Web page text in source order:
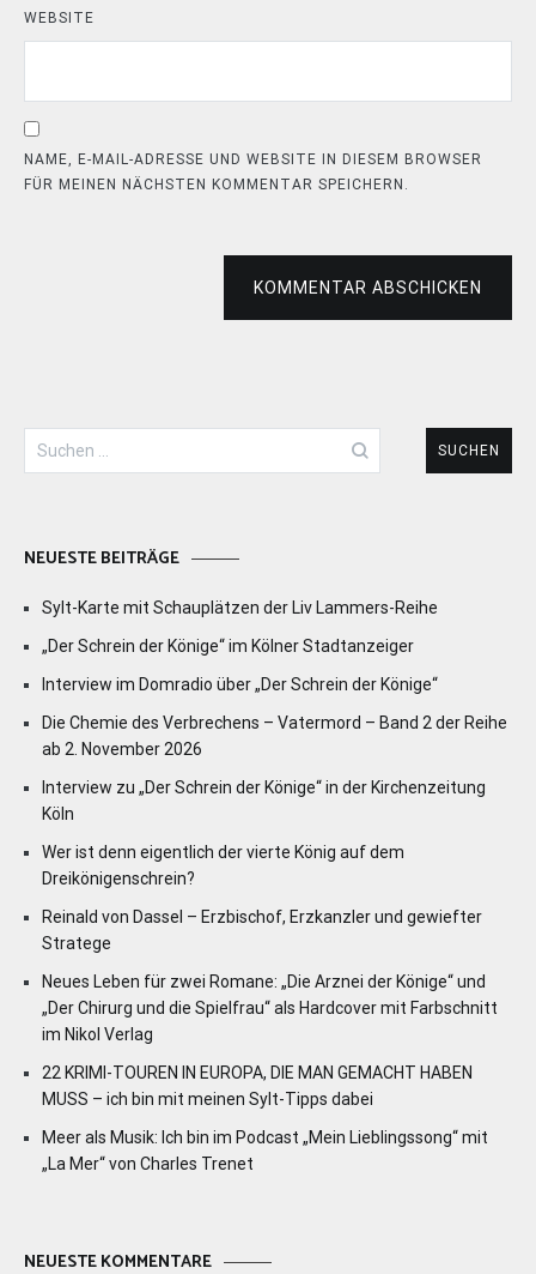
WEBSITE
NAME, E-MAIL-ADRESSE UND WEBSITE IN DIESEM BROWSER
FÜR MEINEN NÄCHSTEN KOMMENTAR SPEICHERN.
KOMMENTAR ABSCHICKEN
Suchen
nach:
NEUESTE BEITRÄGE
Sylt-Karte mit Schauplätzen der Liv Lammers-Reihe
„Der Schrein der Könige“ im Kölner Stadtanzeiger
Interview im Domradio über „Der Schrein der Könige“
Die Chemie des Verbrechens – Vatermord – Band 2 der Reihe
ab 2. November 2026
Interview zu „Der Schrein der Könige“ in der Kirchenzeitung
Köln
Wer ist denn eigentlich der vierte König auf dem
Dreikönigenschrein?
Reinald von Dassel – Erzbischof, Erzkanzler und gewiefter
Stratege
Neues Leben für zwei Romane: „Die Arznei der Könige“ und
„Der Chirurg und die Spielfrau“ als Hardcover mit Farbschnitt
im Nikol Verlag
22 KRIMI-TOUREN IN EUROPA, DIE MAN GEMACHT HABEN
MUSS – ich bin mit meinen Sylt-Tipps dabei
Meer als Musik: Ich bin im Podcast „Mein Lieblingssong“ mit
„La Mer“ von Charles Trenet
NEUESTE KOMMENTARE